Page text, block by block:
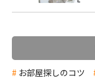
お部屋探しのコツ